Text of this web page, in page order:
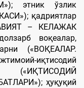
этник ўзлик
қадриятлар
– КЕЛАЖАК
воқеалар,
(«ВОҚЕАЛАР.
иқтисодий
(«ИҚТИСОДИЙ
ҳуқуқий